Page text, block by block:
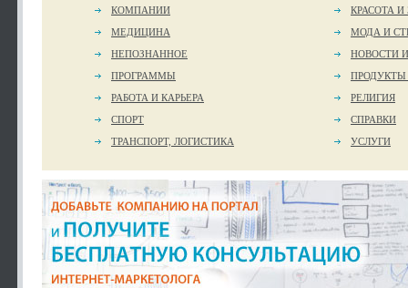
КОМПАНИИ
КРАСОТА И
МЕДИЦИНА
МОДА И
НЕПОЗНАННОЕ
НОВОСТИ
ПРОГРАММЫ
РАБОТА И КАРЬЕРА
РЕЛИГИЯ
СПОРТ
СПРАВКИ
ТРАНСПОРТ, ЛОГИСТИКА
УСЛУГИ